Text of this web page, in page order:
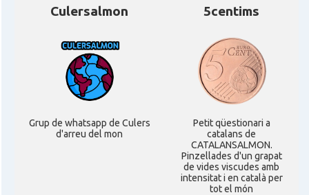
Culersalmon
Grup de whatsapp de Culers
d'arreu del mon
5centims
Petit qüestionari a
catalans de
CATALANSALMON.
Pinzellades d'un grapat
de vides viscudes amb
intensitat i en català per
tot el món